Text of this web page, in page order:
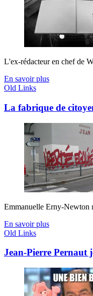
L'ex-rédacteur en chef de
En savoir plus
Old Links
La fabrique de
Emmanuelle Erny-Newton
En savoir plus
Old Links
Jean-Pierre Pernaut